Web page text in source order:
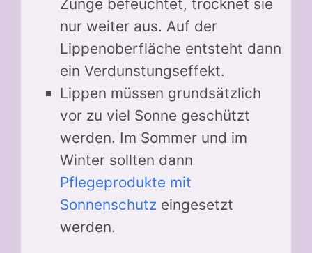
Zunge befeuchtet, trocknet sie
nur weiter aus. Auf der
Lippenoberfläche entsteht dann
ein Verdunstungseffekt.
Lippen müssen grundsätzlich
vor zu viel Sonne geschützt
werden. Im Sommer und im
Winter sollten dann
Pflegeprodukte mit
Sonnenschutz eingesetzt
werden.